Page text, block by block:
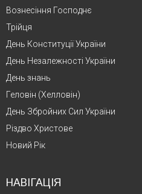
Вознесіння Господнє
Трійця
День Конституції України
День Незалежності України
День знань
Геловін (Хелловін)
День Збройних Сил України
Різдво Христове
Новий Рік
НАВІГАЦІЯ